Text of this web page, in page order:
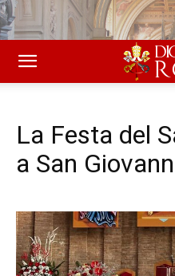
La Festa del
a San